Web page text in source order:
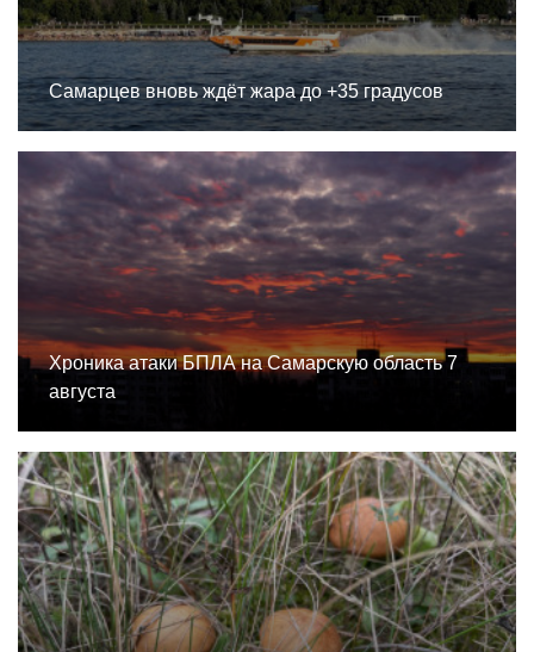
Самарцев вновь ждёт жара до +35 градусов
Хроника атаки БПЛА на Самарскую область 7
августа